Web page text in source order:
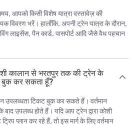
आपको किसी विशेष यात्रा दस्तावेज़ की
विवरण भरें। हालाँकि, अपनी ट्रेन यात्रा के दौरान,
लाइसेंस, पैन कार्ड, पासपोर्ट आदि जैसे वैध पहचान
कालान से भरतपुर तक की ट्रेन के
बुक कर सकता हूँ?
उपलब्धता टिकट बुक कर सकते हैं। वर्तमान
बाद उपलब्ध होते हैं। यदि आप ट्रेन द्वारा कोशी
प्लान कर रहे हैं, तो इस मार्ग के लिए वर्तमान